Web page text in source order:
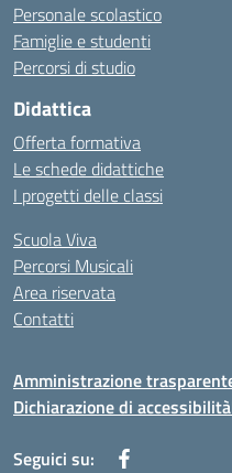
Personale scolastico
Famiglie e studenti
Percorsi di studio
Didattica
Offerta formativa
Le schede didattiche
I progetti delle classi
Scuola Viva
Percorsi Musicali
Area riservata
Contatti
Amministrazione
Dichiarazione di accessibilità
Seguici su: